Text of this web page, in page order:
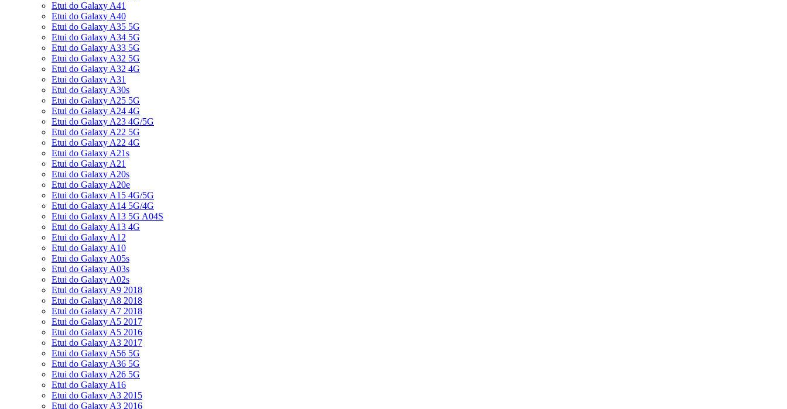
Etui do Galaxy A41
Etui do Galaxy A40
Etui do Galaxy A35 5G
Etui do Galaxy A34 5G
Etui do Galaxy A33 5G
Etui do Galaxy A32 5G
Etui do Galaxy A32 4G
Etui do Galaxy A31
Etui do Galaxy A30s
Etui do Galaxy A25 5G
Etui do Galaxy A24 4G
Etui do Galaxy A23 4G/5G
Etui do Galaxy A22 5G
Etui do Galaxy A22 4G
Etui do Galaxy A21s
Etui do Galaxy A21
Etui do Galaxy A20s
Etui do Galaxy A20e
Etui do Galaxy A15 4G/5G
Etui do Galaxy A14 5G/4G
Etui do Galaxy A13 5G A04S
Etui do Galaxy A13 4G
Etui do Galaxy A12
Etui do Galaxy A10
Etui do Galaxy A05s
Etui do Galaxy A03s
Etui do Galaxy A02s
Etui do Galaxy A9 2018
Etui do Galaxy A8 2018
Etui do Galaxy A7 2018
Etui do Galaxy A5 2017
Etui do Galaxy A5 2016
Etui do Galaxy A3 2017
Etui do Galaxy A56 5G
Etui do Galaxy A36 5G
Etui do Galaxy A26 5G
Etui do Galaxy A16
Etui do Galaxy A3 2015
Etui do Galaxy A3 2016